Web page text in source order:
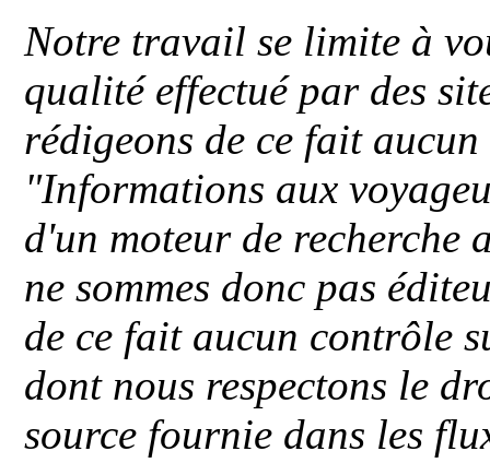
Notre travail se limite à
qualité effectué par des
rédigeons de ce fait
"Informations aux
d'un moteur de recherche
ne sommes donc pas
de ce fait aucun contrôle
dont nous respectons le
source fournie dans les